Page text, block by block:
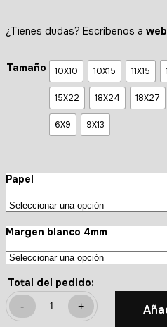
¿Tienes dudas? Escríbenos a web
Tamaño 10X10 10X15 11X15
15X22 18X24 18X27
6X9 9X13
Papel
Margen blanco 4mm
Total del pedido:
- +